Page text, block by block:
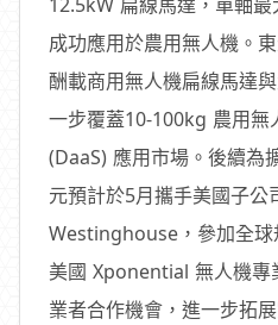
成功應用於農用無人機。
酬載商用無人機扁線馬達
一步覆蓋10-100kg 農用無
(DaaS) 應用市場。後續為
元預計於5月攜手美國子公
Westinghouse，參加全球
美國 Xponential 無人機專
業者合作機會，進一步拓